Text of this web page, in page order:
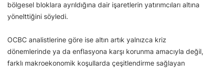
bölgesel bloklara ayrıldığına dair işaretlerin yatırımcıları altına
yönelttiğini söyledi.
OCBC analistlerine göre ise altın artık yalnızca kriz
dönemlerinde ya da enflasyona karşı korunma amacıyla değil,
farklı makroekonomik koşullarda çeşitlendirme sağlayan